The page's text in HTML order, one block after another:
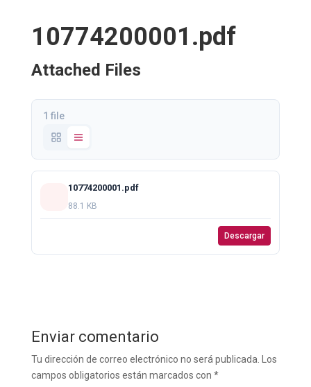
10774200001.pdf
Attached Files
1 file
10774200001.pdf
88.1 KB
Descargar
Enviar comentario
Tu dirección de correo electrónico no será publicada.
Los
campos obligatorios están marcados con *